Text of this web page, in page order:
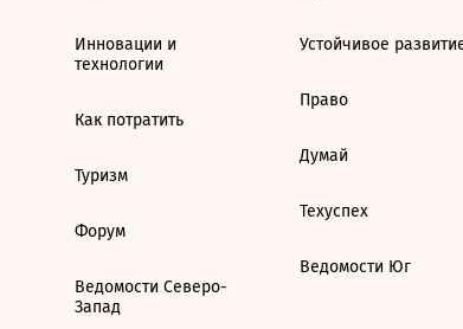
Инновации и
технологии
Как потратить
Туризм
Форум
Ведомости Северо-
Запад
Устойчивое
Право
Думай
Техуспех
Ведомости Юг